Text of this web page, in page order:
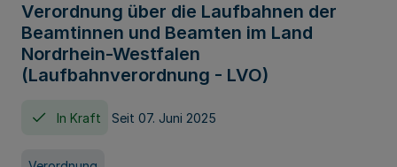
Verordnung über die Laufbahnen der
Beamtinnen und Beamten im Land
Nordrhein-Westfalen
(Laufbahnverordnung - LVO)
In Kraft Seit 07. Juni 2025